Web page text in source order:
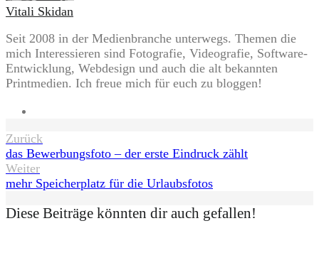
Vitali Skidan
Seit 2008 in der Medienbranche unterwegs. Themen die
mich Interessieren sind Fotografie, Videografie, Software-
Entwicklung, Webdesign und auch die alt bekannten
Printmedien. Ich freue mich für euch zu bloggen!
Beitragsnavigation
Zurück
das Bewerbungsfoto – der erste Eindruck zählt
Weiter
mehr Speicherplatz für die Urlaubsfotos
Diese Beiträge könnten dir auch gefallen!